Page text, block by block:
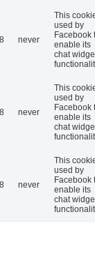
never
This
used by
Facebook
enable its
chat
never
This
used by
Facebook
enable its
chat
never
This
used by
Facebook
enable its
chat